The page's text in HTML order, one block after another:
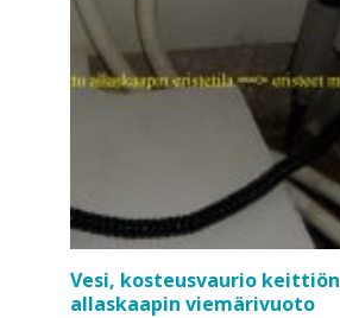
Vesi, kosteusvaurio keittiön
allaskaapin viemärivuoto